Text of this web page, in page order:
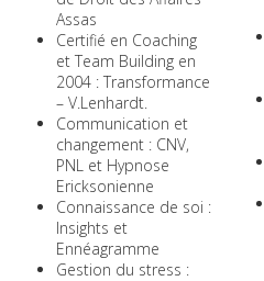
Assas
Certifié en Coaching
et Team Building en
2004 : Transformance
– V.Lenhardt.
Communication et
changement : CNV,
PNL et Hypnose
Ericksonienne
Connaissance de soi :
Insights et
Ennéagramme
Gestion du stress :